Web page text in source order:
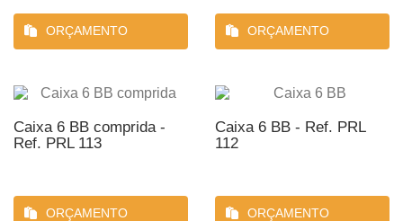
ORÇAMENTO ORÇAMENTO
Caixa 6 BB comprida -
Ref. PRL 113
ORÇAMENTO
Caixa 6 BB - Ref. PRL
112
ORÇAMENTO